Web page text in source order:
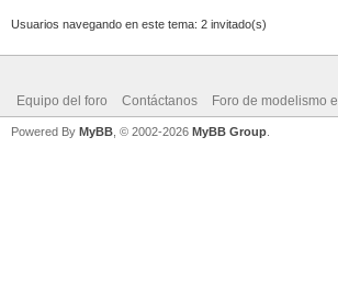
Usuarios navegando en este tema: 2 invitado(s)
Equipo del foro Contáctanos Foro de modelismo
Powered By MyBB , © 2002-2026 MyBB Group